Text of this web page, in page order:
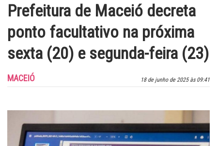
Prefeitura de Maceió decreta
ponto facultativo na próxima
sexta (20) e segunda-feira (23)
18 de junho de 2025 às 09:41
MACEIÓ